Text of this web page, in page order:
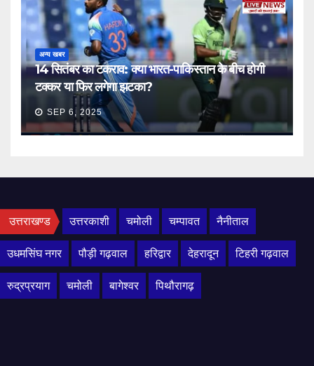
अन्य खबर
14 सितंबर का टकराव: क्या भारत-पाकिस्तान के बीच होगी
टक्कर या फिर लगेगा झटका?
SEP 6, 2025
उत्तराखण्ड उत्तरकाशी चमोली चम्पावत नैनीताल
उधमसिंघ नगर पौड़ी गढ़वाल हरिद्वार देहरादून टिहरी गढ़वाल
रुद्रप्रयाग चमोली बागेश्वर पिथौरागढ़